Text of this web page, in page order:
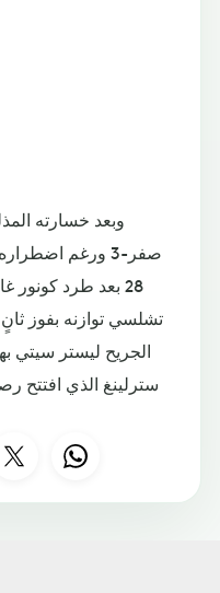
وبعد خسارته
صفر-3 ورغم
تشلسي توازنه بفوز
الجريح ليستر سيتي